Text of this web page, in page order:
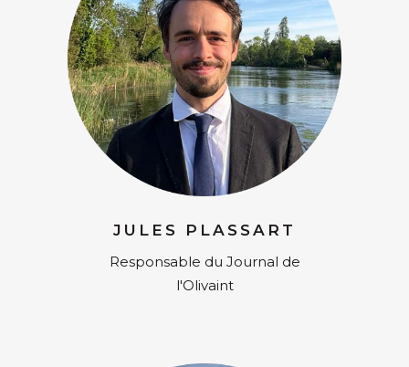
JULES PLASSART
Responsable du Journal de
l'Olivaint